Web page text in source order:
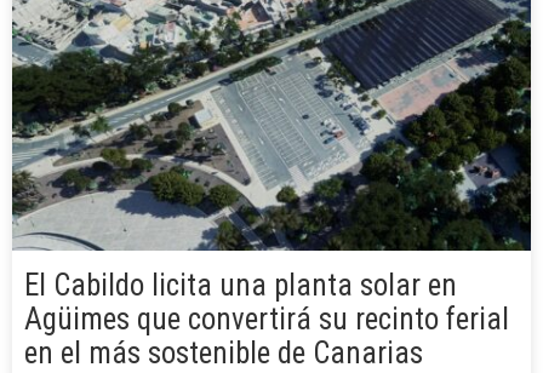
El Cabildo licita una planta solar en
Agüimes que convertirá su recinto ferial
en el más sostenible de Canarias